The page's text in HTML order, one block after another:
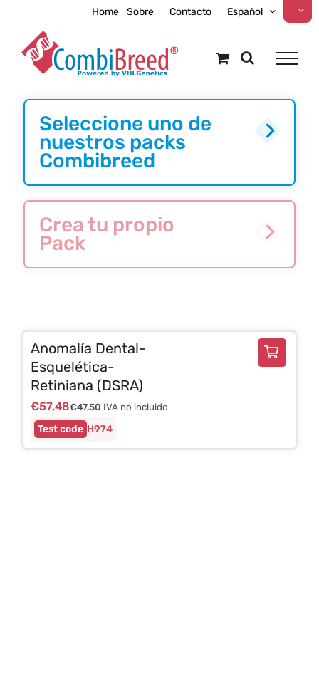
content
Home Sobre Contacto Español
Seleccione uno de
nuestros packs
Combibreed
Crea tu propio
Pack
H974
Anomalía Dental-
Esquelética-
Retiniana (DSRA)
€57,48€47,50 IVA no incluido